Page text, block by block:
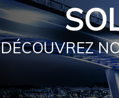
DÉCOUVREZ